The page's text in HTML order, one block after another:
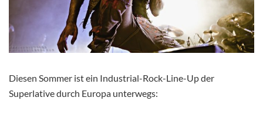
Diesen Sommer ist ein Industrial-Rock-Line-Up der
Superlative durch Europa unterwegs: